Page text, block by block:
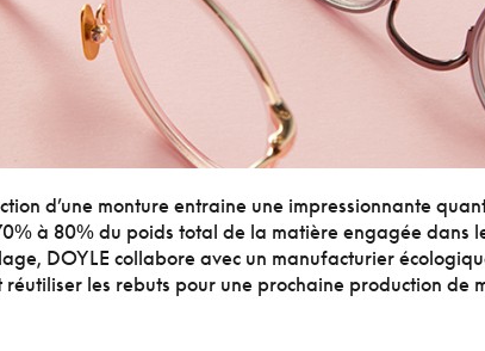
d’une monture entraine une impressionnante
à 80% du poids total de la matière engagée dans
DOYLE collabore avec un manufacturier
les rebuts pour une prochaine production de